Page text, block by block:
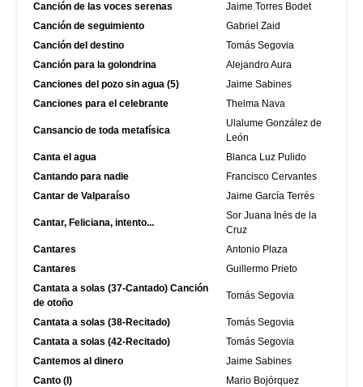
Canción de las voces serenas
Jaime Torres Bodet
Canción de seguimiento
Gabriel Zaid
Canción del destino
Tomás Segovia
Canción para la golondrina
Alejandro Aura
Canciones del pozo sin agua (5)
Jaime Sabines
Canciones para el celebrante
Thelma Nava
Cansancio de toda metafísica
Ulalume González de
León
Canta el agua
Blanca Luz Pulido
Cantando para nadie
Francisco Cervantes
Cantar de Valparaíso
Jaime García Terrés
Cantar, Feliciana, intento...
Sor Juana Inés de la
Cruz
Cantares
Antonio Plaza
Cantares
Guillermo Prieto
Cantata a solas (37-Cantado) Canción
de otoño
Tomás Segovia
Cantata a solas (38-Recitado)
Tomás Segovia
Cantata a solas (42-Recitado)
Tomás Segovia
Cantemos al dinero
Jaime Sabines
Canto (I)
Mario Bojórquez